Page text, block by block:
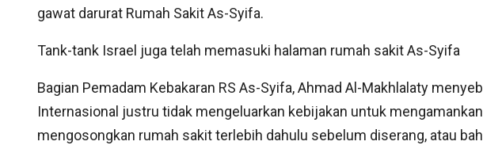
gawat darurat Rumah Sakit As-Syifa.
Tank-tank Israel juga telah memasuki halaman rumah sakit As-Syifa
Bagian Pemadam Kebakaran RS As-Syifa, Ahmad Al-Makhlalaty
Internasional justru tidak mengeluarkan kebijakan untuk
mengosongkan rumah sakit terlebih dahulu sebelum diserang, atau